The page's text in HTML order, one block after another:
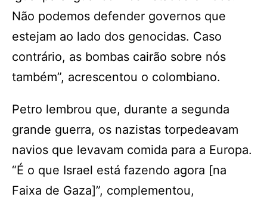
Não podemos defender governos que
estejam ao lado dos genocidas. Caso
contrário, as bombas cairão sobre nós
também”, acrescentou o colombiano.
Petro lembrou que, durante a segunda
grande guerra, os nazistas torpedeavam
navios que levavam comida para a Europa.
“É o que Israel está fazendo agora [na
Faixa de Gaza]”, complementou,